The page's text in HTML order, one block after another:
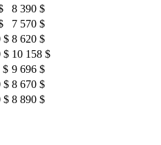
8 390 $
7 570 $
$ 8 620 $
$ 10 158 $
$ 9 696 $
$ 8 670 $
$ 8 890 $